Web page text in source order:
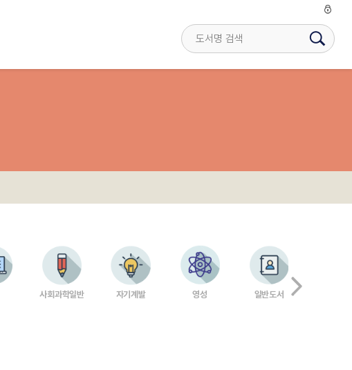
사회과학일반 자기계발 영성 일반도서